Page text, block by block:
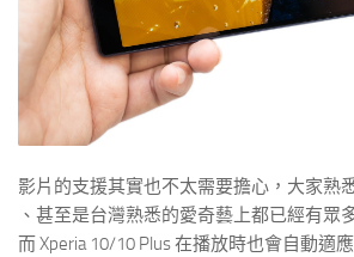
影片的支援其實也不太需要擔心，大家熟
、甚至是台灣熟悉的愛奇藝上都已經有眾
而 Xperia 10/10 Plus 在播放時也會自動適